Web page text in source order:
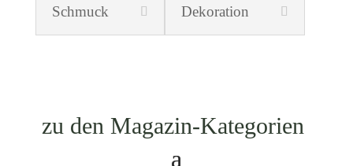
Schmuck Dekoration
zu den Magazin-Kategorien